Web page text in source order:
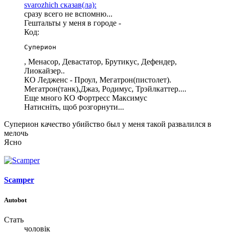
svarozhich сказав(ла):
сразу всего не вспомню...
Гештальты у меня в городе -
Код:
Суперион
, Менасор, Девастатор, Брутикус, Дефендер,
Лиокайзер..
КО Ледженс - Проул, Мегатрон(пистолет).
Мегатрон(танк),Джаз, Родимус, Трэйлкаттер....
Еще много КО Фортресс Максимус
Натисніть, щоб розгорнути...
Суперион качество убийство был у меня такой развалился в
мелочь
Ясно
Scamper
Autobot
Стать
чоловік